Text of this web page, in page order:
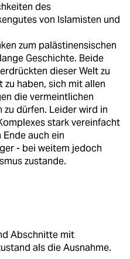
des
von Islamisten und
zum palästinensischen
Geschichte. Beide
dieser Welt zu
zu haben, sich mit allen
die vermeintlichen
zu dürfen. Leider wird in
stark vereinfacht
auch ein
- bei weitem jedoch
zustande.
Abschnitte mit
als die Ausnahme.